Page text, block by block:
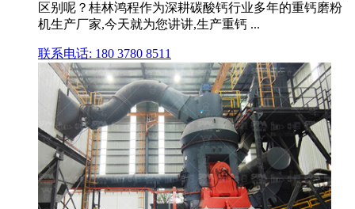
区别呢？桂林鸿程作为深耕碳酸钙行业多年的重钙磨粉
机生产厂家,今天就为您讲讲,生产重钙 ...
联系电话: 180 3780 8511